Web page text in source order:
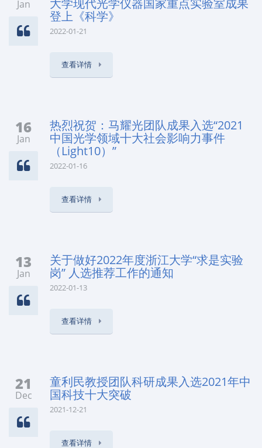
Jan
登上《科学》
2022-01-21
查看详情
16
Jan
热烈祝贺：马耀光团队成果入选“2021
中国光学领域十大社会影响力事件
（Light10）”
2022-01-16
查看详情
13
Jan
关于做好2022年度浙江大学“求是实验
岗” 人选推荐工作的通知
2022-01-13
查看详情
21
Dec
童利民教授团队科研成果入选2021年中
国科技十大突破
2021-12-21
查看详情